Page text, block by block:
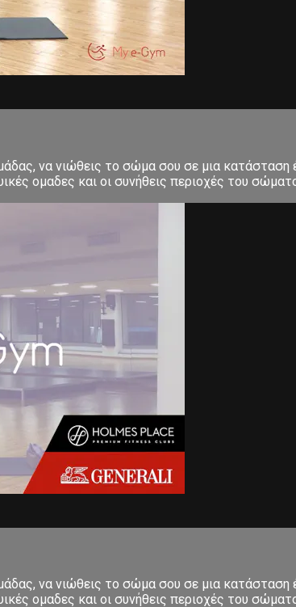
να νιώθεις το σώμα σου σε μια
ομαδες και οι συνήθεις περιοχές του
να νιώθεις το σώμα σου σε μια
ομαδες και οι συνήθεις περιοχές του